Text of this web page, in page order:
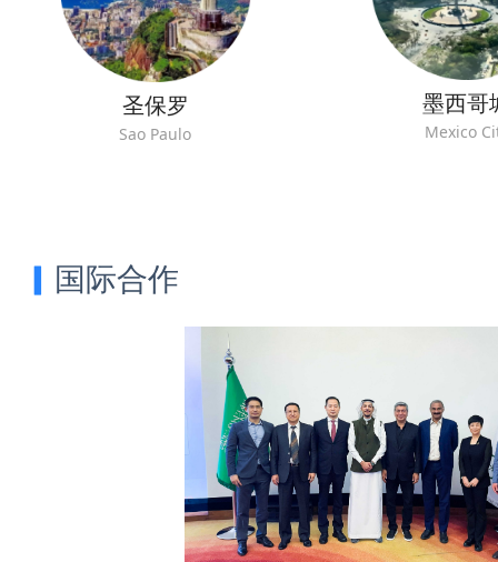
国际合作
圣保罗
Sao Paulo
墨西哥
Mexico